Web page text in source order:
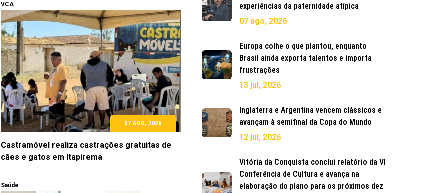
VCA
07 AGO, 2026
Castramóvel realiza castrações gratuitas de
cães e gatos em Itapirema
Saúde
experiências da paternidade atípica
07 ago, 2026
Europa colhe o que plantou, enquanto
Brasil ainda exporta talentos e importa
frustrações
13 jul, 2026
Inglaterra e Argentina vencem clássicos e
avançam à semifinal da Copa do Mundo
12 jul, 2026
Vitória da Conquista conclui relatório da VI
Conferência de Cultura e avança na
elaboração do plano para os próximos dez